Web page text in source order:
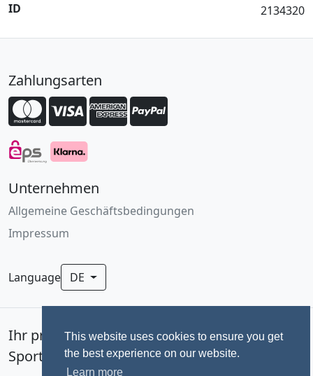
This website uses cookies to ensure you get
the best experience on our website.
Learn more
ID
2134320
Zahlungsarten
Unternehmen
Allgemeine Geschäftsbedingungen
Impressum
Language DE
Ihr professionelles Fotoservice für
Sportevents seit 1992.